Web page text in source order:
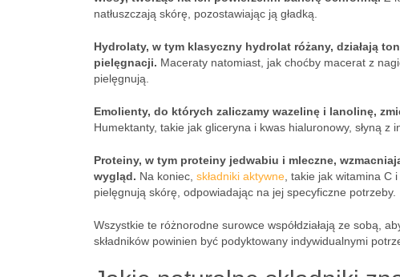
natłuszczają skórę, pozostawiając ją gładką.
Hydrolaty, w tym klasyczny hydrolat różany, działają
pielęgnacji. Maceraty natomiast, jak choćby macerat z
pielęgnują.
Emolienty, do których zaliczamy wazelinę i lanolinę,
Humektanty, takie jak gliceryna i kwas hialuronowy, słyną z
Proteiny, w tym proteiny jedwabiu i mleczne,
wygląd. Na koniec, składniki aktywne , takie jak witamina
pielęgnują skórę, odpowiadając na jej specyficzne potrzeby.
Wszystkie te różnorodne surowce współdziałają ze sobą,
składników powinien być podyktowany indywidualnymi